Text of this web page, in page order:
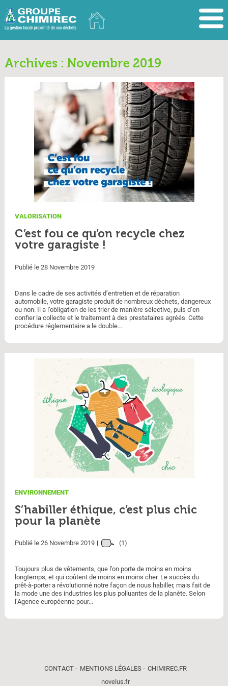
Archives : Novembre 2019
VALORISATION
C’est fou ce qu’on recycle chez
votre garagiste !
Publié le 28 Novembre 2019
Dans le cadre de ses activités d’entretien et de réparation
automobile, votre garagiste produit de nombreux déchets, dangereux
ou non. Il a l’obligation de les trier de manière sélective, puis d’en
confier la collecte et le traitement à des prestataires agréés. Cette
procédure réglementaire a le double...
ENVIRONNEMENT
S’habiller éthique, c’est plus chic
pour la planète
Publié le 26 Novembre 2019 (1)
Toujours plus de vêtements, que l’on porte de moins en moins
longtemps, et qui coûtent de moins en moins cher. Le succès du
prêt-à-porter a révolutionné notre façon de nous habiller, mais fait de
la mode une des industries les plus polluantes de la planète. Selon
l’Agence européenne pour...
CONTACT MENTIONS LÉGALES
CHIMIREC.FR
novelus.fr